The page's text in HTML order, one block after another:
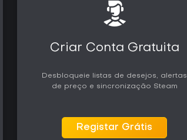
Criar Conta Gratuita
Desbloqueie listas de desejos, alertas
de preço e sincronização Steam
Registar Grátis